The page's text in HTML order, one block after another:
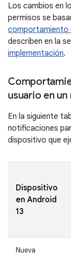
Los cambios en
permisos se
comportamiento
describen en la
implementación.
usuario en
En la siguiente
notificaciones
dispositivo que
Dispositivo
en Android
13
Nueva